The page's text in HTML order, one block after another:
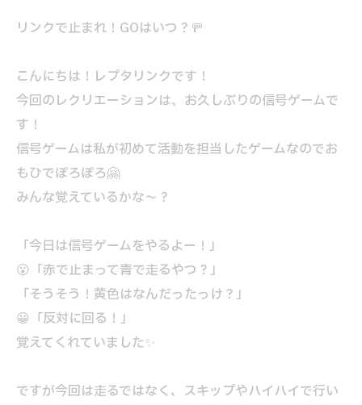
リンクで止まれ！GOはいつ？🚥
こんにちは！レプタリンクです！
今回のレクリエーションは、お久しぶりの信号ゲームで
す！
信号ゲームは私が初めて活動を担当したゲームなのでお
もひでぽろぽろ🤗
みんな覚えているかな～？
「今日は信号ゲームをやるよー！」
😮「赤で止まって青で走るやつ？」
「そうそう！黄色はなんだったっけ？」
😀「反対に回る！」
覚えてくれていました✨
ですが今回は走るではなく、スキップやハイハイで行い